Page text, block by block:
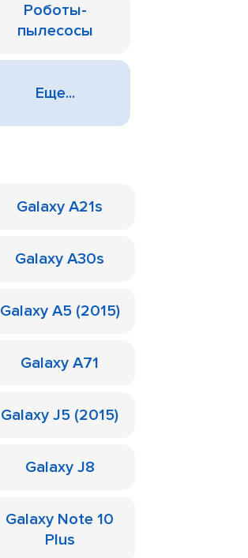
Роботы-
пылесосы
Еще...
Galaxy A21s
Galaxy A30s
Galaxy A5 (2015)
Galaxy A71
Galaxy J5 (2015)
Galaxy J8
Galaxy Note 10
Plus